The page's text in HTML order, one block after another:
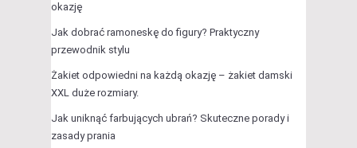
okazję
Jak dobrać ramoneskę do figury? Praktyczny
przewodnik stylu
Żakiet odpowiedni na każdą okazję – żakiet damski
XXL duże rozmiary.
Jak uniknąć farbujących ubrań? Skuteczne porady i
zasady prania